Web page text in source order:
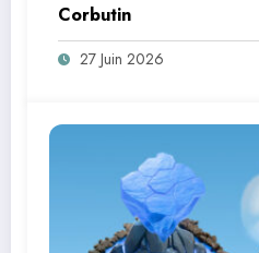
Corbutin
27 Juin 2026